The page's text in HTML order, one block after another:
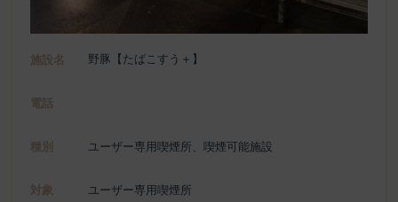
施設名 野豚【たばこすう＋】
電話
種別 ユーザー専用喫煙所、喫煙可能施設
対象 ユーザー専用喫煙所